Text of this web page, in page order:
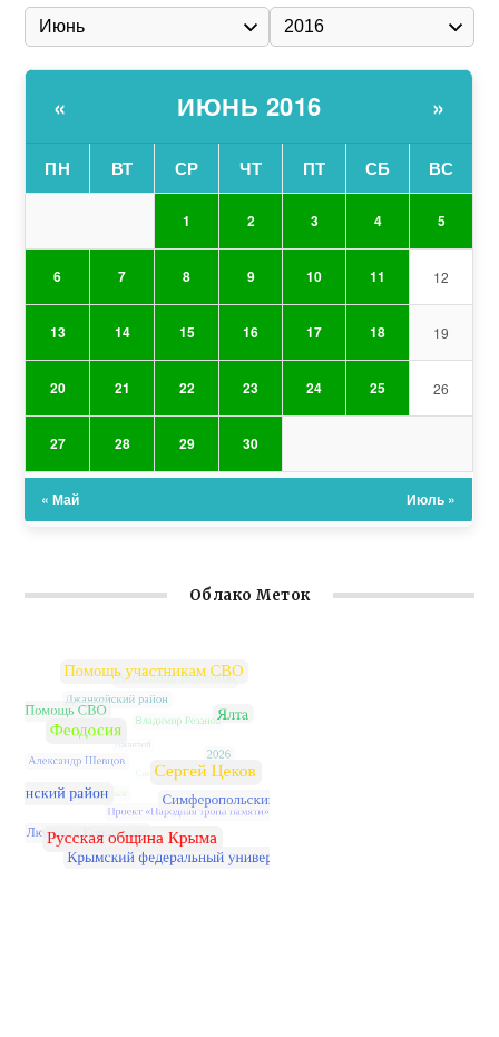
« ИЮНЬ 2016 »
ПН ВТ СР ЧТ ПТ СБ ВС
1 2 3 4 5
6 7 8 9 10 11 12
13 14 15 16 17 18 19
20 21 22 23 24 25 26
27 28 29 30
« Май Июль »
Облако Меток